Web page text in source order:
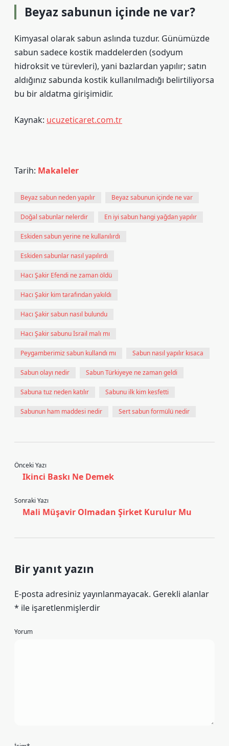
Beyaz sabunun içinde ne var?
Kimyasal olarak sabun aslında tuzdur. Günümüzde
sabun sadece kostik maddelerden (sodyum
hidroksit ve türevleri), yani bazlardan yapılır; satın
aldığınız sabunda kostik kullanılmadığı belirtiliyorsa
bu bir aldatma girişimidir.
Kaynak: ucuzeticaret.com.tr
Tarih: Makaleler
Beyaz sabun neden yapılır Beyaz sabunun içinde ne var
Doğal sabunlar nelerdir En iyi sabun hangi yağdan yapılır
Eskiden sabun yerine ne kullanılırdı
Eskiden sabunlar nasıl yapılırdı
Hacı Şakir Efendi ne zaman öldü
Hacı Şakir kim tarafından yakıldı
Hacı Şakir sabun nasıl bulundu
Hacı Şakir sabunu İsrail malı mı
Peygamberimiz sabun kullandı mı Sabun nasıl yapılır kısaca
Sabun olayı nedir Sabun Türkiyeye ne zaman geldi
Sabuna tuz neden katılır Sabunu ilk kim kesfetti
Sabunun ham maddesi nedir Sert sabun formülü nedir
Önceki Yazı
Ikinci Baskı Ne Demek
Sonraki Yazı
Mali Müşavir Olmadan Şirket Kurulur Mu
Bir yanıt yazın
E-posta adresiniz yayınlanmayacak. Gerekli alanlar
* ile işaretlenmişlerdir
Yorum